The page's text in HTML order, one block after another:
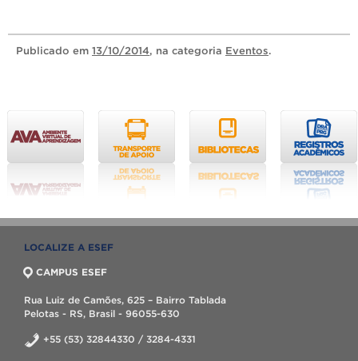
Publicado em 13/10/2014, na categoria Eventos.
LOCALIZE A ESEF
CAMPUS ESEF
Rua Luiz de Camões, 625 – Bairro Tablada
Pelotas - RS, Brasil - 96055-630
+55 (53) 32844330 / 3284-4331